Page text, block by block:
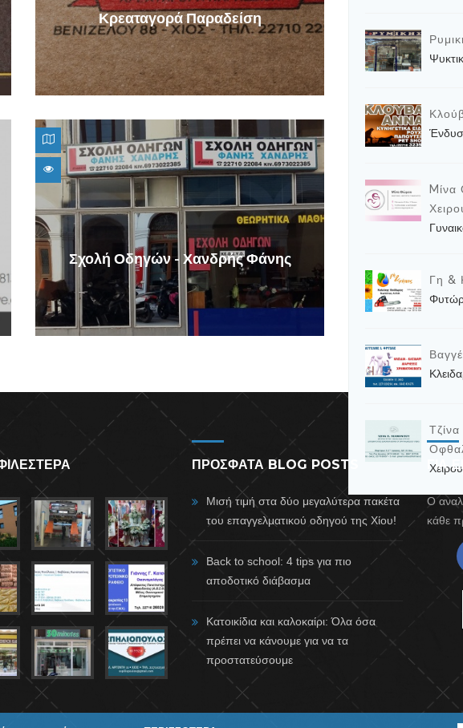
Κρεαταγορά Παραδείση
Σχολή Οδηγών - Χανδρής Φάνης
Γη &
ΠΡΟΣΦΑΤΑ BLOG POSTS
Μισή τιμή στα δύο μεγαλύτερα πακέτα
του επαγγελματικού οδηγού της Χίου!
Back to school: 4 tips για πιο
αποδοτικό διάβασμα
Κατοικίδια και καλοκαίρι: Όλα όσα
πρέπει να κάνουμε για να τα
προστατεύσουμε
ΓΙΑ
Ο
κάθε